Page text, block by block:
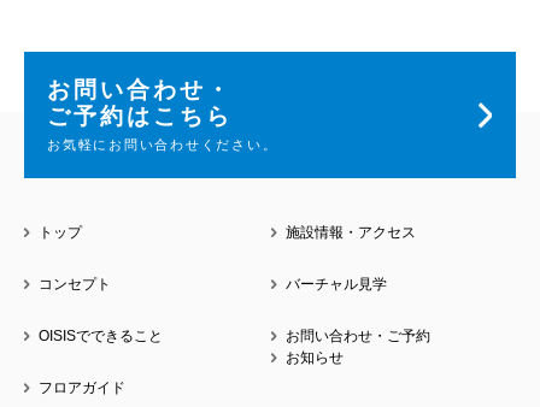
お問い合わせ・
ご予約はこちら
お気軽にお問い合わせください。
トップ
コンセプト
OISISでできること
フロアガイド
施設情報・アクセス
バーチャル見学
お問い合わせ・ご予約
お知らせ